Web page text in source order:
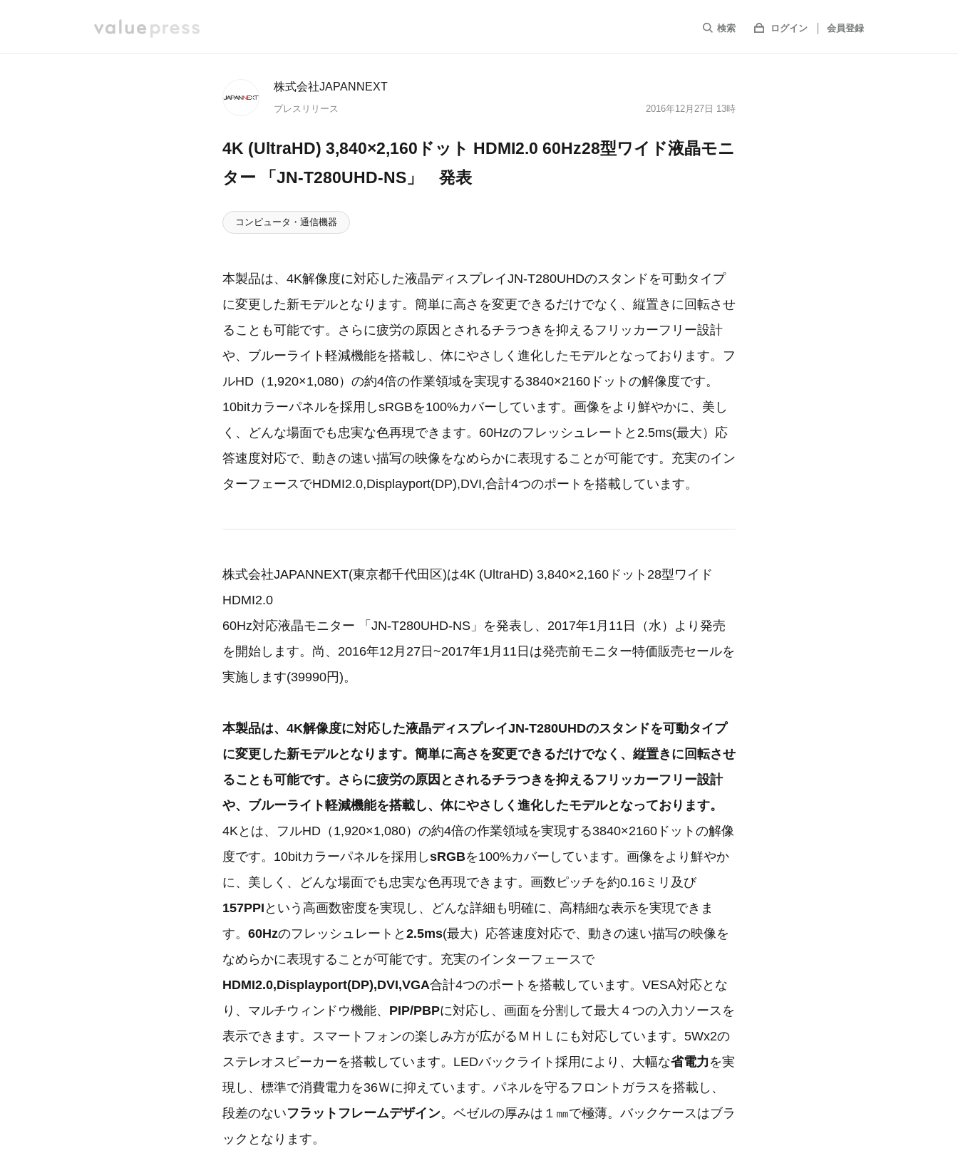
検索 ログイン 会員登録
株式会社JAPANNEXT
プレスリリース 2016年12月27日 13時
4K (UltraHD) 3,840×2,160ドット HDMI2.0 60Hz28型ワイド液晶モニ
ター 「JN-T280UHD-NS」 発表
コンピュータ・通信機器
本製品は、4K解像度に対応した液晶ディスプレイJN-T280UHDのスタンドを可動タイプ
に変更した新モデルとなります。簡単に高さを変更できるだけでなく、縦置きに回転させ
ることも可能です。さらに疲労の原因とされるチラつきを抑えるフリッカーフリー設計
や、ブルーライト軽減機能を搭載し、体にやさしく進化したモデルとなっております。フ
ルHD（1,920×1,080）の約4倍の作業領域を実現する3840×2160ドットの解像度です。
10bitカラーパネルを採用しsRGBを100%カバーしています。画像をより鮮やかに、美し
く、どんな場面でも忠実な色再現できます。60Hzのフレッシュレートと2.5ms(最大）応
答速度対応で、動きの速い描写の映像をなめらかに表現することが可能です。充実のイン
ターフェースでHDMI2.0,Displayport(DP),DVI,合計4つのポートを搭載しています。
株式会社JAPANNEXT(東京都千代田区)は4K (UltraHD) 3,840×2,160ドット28型ワイド
HDMI2.0
60Hz対応液晶モニター 「JN-T280UHD-NS」を発表し、2017年1月11日（水）より発売
を開始します。尚、2016年12月27日~2017年1月11日は発売前モニター特価販売セールを
実施します(39990円)。
本製品は、4K解像度に対応した液晶ディスプレイJN-T280UHDのスタンドを可動タイプ
に変更した新モデルとなります。簡単に高さを変更できるだけでなく、縦置きに回転させ
ることも可能です。さらに疲労の原因とされるチラつきを抑えるフリッカーフリー設計
や、ブルーライト軽減機能を搭載し、体にやさしく進化したモデルとなっております。
4Kとは、フルHD（1,920×1,080）の約4倍の作業領域を実現する3840×2160ドットの解像
度です。10bitカラーパネルを採用しsRGBを100%カバーしています。画像をより鮮やか
に、美しく、どんな場面でも忠実な色再現できます。画数ピッチを約0.16ミリ及び
157PPI という高画数密度を実現し、どんな詳細も明確に、高精細な表示を実現できま
す。 60Hzのフレッシュレートと 2.5ms(最大）応答速度対応で、動きの速い描写の映像を
なめらかに表現することが可能です。充実のインターフェースで
HDMI2.0,Displayport(DP),DVI,VGA合計4つのポートを搭載しています。VESA対応とな
り、マルチウィンドウ機能、 PIP/PBPに対応し、画面を分割して最大４つの入力ソースを
表示できます。スマートフォンの楽しみ方が広がるＭＨＬにも対応しています。5Wx2の
ステレオスピーカーを搭載しています。LEDバックライト採用により、大幅な省電力 を実
現し、標準で消費電力を36Ｗに抑えています。パネルを守るフロントガラスを搭載し、
段差のないフラットフレームデザイン。ベゼルの厚みは１㎜で極薄。バックケースはブラ
ックとなります。